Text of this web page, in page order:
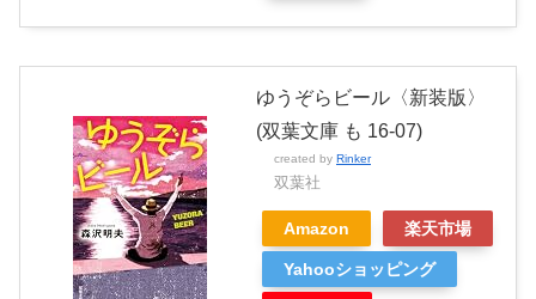
ゆうぞらビール〈新装版〉
(双葉文庫 も 16-07)
created by Rinker
双葉社
Amazon 楽天市場
Yahooショッピング